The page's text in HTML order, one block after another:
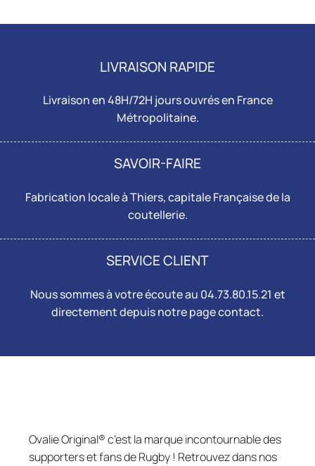
LIVRAISON RAPIDE
Livraison en 48H/72H jours ouvrés en France
Métropolitaine.
SAVOIR-FAIRE
Fabrication locale à Thiers, capitale Française de la
coutellerie.
SERVICE CLIENT
Nous sommes à votre écoute au 04.73.80.15.21 et
directement depuis notre pagecontact.
Ovalie Original® c’est la marque incontournable des
supporters et fans de Rugby ! Retrouvez dans nos